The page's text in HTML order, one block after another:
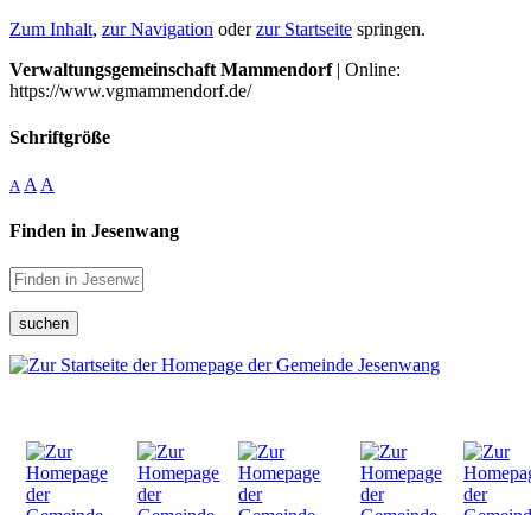
Zum Inhalt, zur Navigation oderzur Startseite springen.
Verwaltungsgemeinschaft Mammendorf| Online:
https://www.vgmammendorf.de/
Schriftgröße
A A A
Finden in Jesenwang
suchen